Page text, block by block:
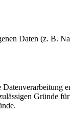
Daten (z. B.
Gründe